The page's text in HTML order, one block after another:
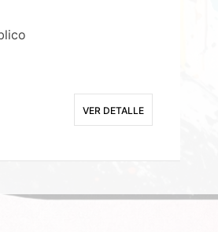
VER DETALLE